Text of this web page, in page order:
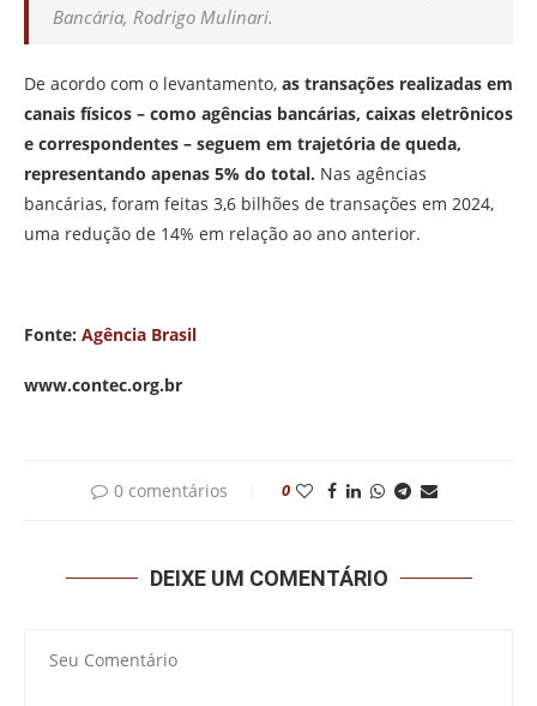
Bancária, Rodrigo Mulinari.
De acordo com o levantamento, as transações realizadas em
canais físicos – como agências bancárias, caixas eletrônicos
e correspondentes – seguem em trajetória de queda,
representando apenas 5% do total. Nas agências
bancárias, foram feitas 3,6 bilhões de transações em 2024,
uma redução de 14% em relação ao ano anterior.
Fonte: Agência Brasil
www.contec.org.br
0 comentários 0
DEIXE UM COMENTÁRIO